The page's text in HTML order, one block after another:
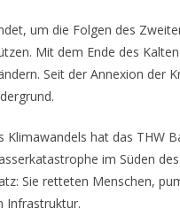
um die Folgen des
Mit dem Ende des
Seit der Annexion der
hat das THW
im Süden
Sie retteten Menschen,
Infrastruktur.